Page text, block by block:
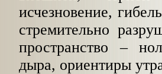
исчезновение,
стремительно
пространство –
дыра, ориентиры